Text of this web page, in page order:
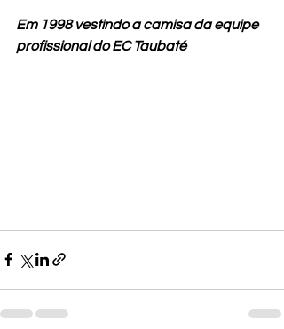
Em 1998 vestindo a camisa da equipe
profissional do EC Taubaté